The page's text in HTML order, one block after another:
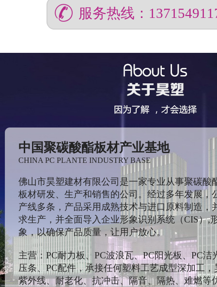
服务热线：
中国聚碳酸酯板材产业基地
CHINA PC PLANTE INDUSTRY BASE
佛山市昊塑建材有限公司是一家专业从事聚碳酸
板材研发、生产和销售的公司。经过多年发展，
产线多条，产品采用成熟技术与进口原料制造，
求生产，并全面导入企业形象识别系统（CIS）,
象，以确保产品质量，让用户放心。
主营：PC耐力板、PC波浪瓦、PC阳光板、PC洁
压条、PC配件，承接任何塑料工艺成型深加工
紫外线、耐老化、抗冲击、隔音、隔热、难燃等